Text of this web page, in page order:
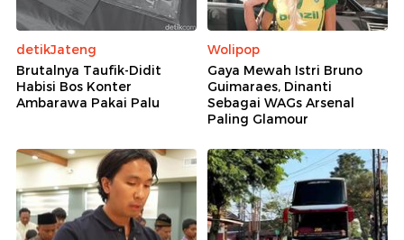
detikJateng
Brutalnya Taufik-Didit
Habisi Bos Konter
Ambarawa Pakai Palu
Wolipop
Gaya Mewah Istri Bruno
Guimaraes, Dinanti
Sebagai WAGs Arsenal
Paling Glamour